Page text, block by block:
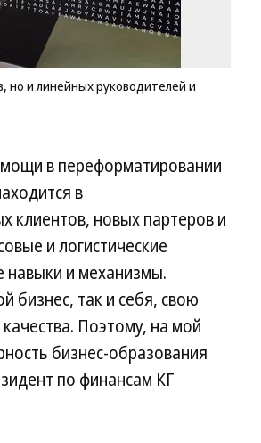
но и линейных руководителей и
в переформатировании
в
клиентов, новых партеров и
и логистические
навыки и механизмы.
бизнес, так и себя, свою
Поэтому, на мой
бизнес-образования
по финансам КГ